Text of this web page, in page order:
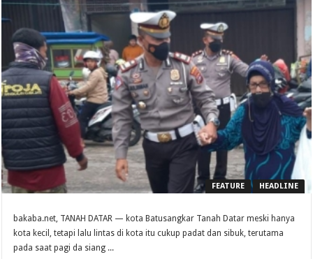
FEATURE HEADLINE
bakaba.net, TANAH DATAR — kota Batusangkar Tanah Datar meski hanya
kota kecil, tetapi lalu lintas di kota itu cukup padat dan sibuk, terutama
pada saat pagi da siang ...